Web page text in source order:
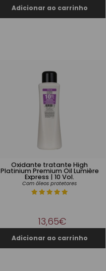
Oxidante tratante High
Platinium Premium Oil Lumière
Express | 10 Vol.
Com óleos protetores
13,65€